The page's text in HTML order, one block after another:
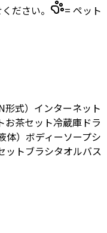
ださい。
= ペット
式） インターネット
お茶セット冷蔵庫ドラ
） ボディーソープシ
ットブラシタオルバス